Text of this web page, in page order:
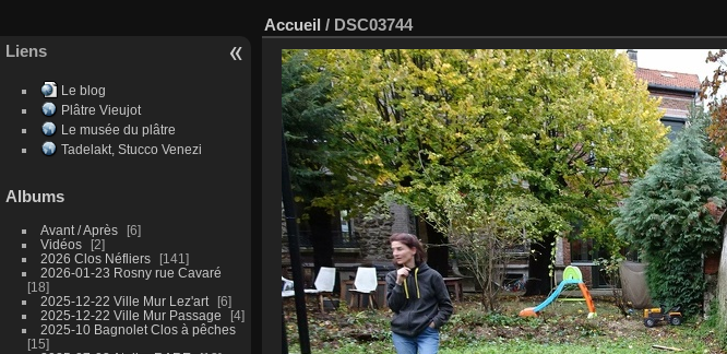
Liens
Le blog
Plâtre Vieujot
Le musée du plâtre
Tadelakt, Stucco Venezi
Albums
Avant / Après
6
Vidéos
2
2026 Clos Néfliers
141
2026-01-23 Rosny rue Cavaré
18
2025-12-22 Ville Mur Lez'art
6
2025-12-22 Ville Mur Passage
4
2025-10 Bagnolet Clos à pêches
15
Accueil / DSC03744